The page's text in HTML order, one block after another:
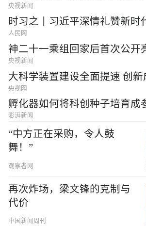
央视新闻
时习之丨习近平深情礼赞新时
人民网
神二十一乘组回家后首次公开
央视新闻
大科学装置建设全面提速 创新
央视网
孵化器如何将科创种子培育成
澎湃新闻
“中方正在采购，令人鼓
舞！”
观察者网
再次炸场，梁文锋的克制与
代价
中国新闻周刊